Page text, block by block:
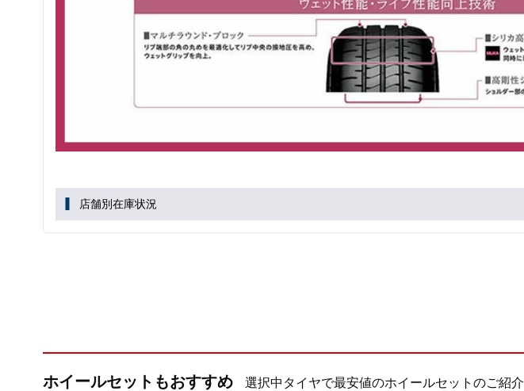
店舗別在庫状況
ホイールセットもおすすめ 選択中タイヤで最安値のホイールセットのご紹介